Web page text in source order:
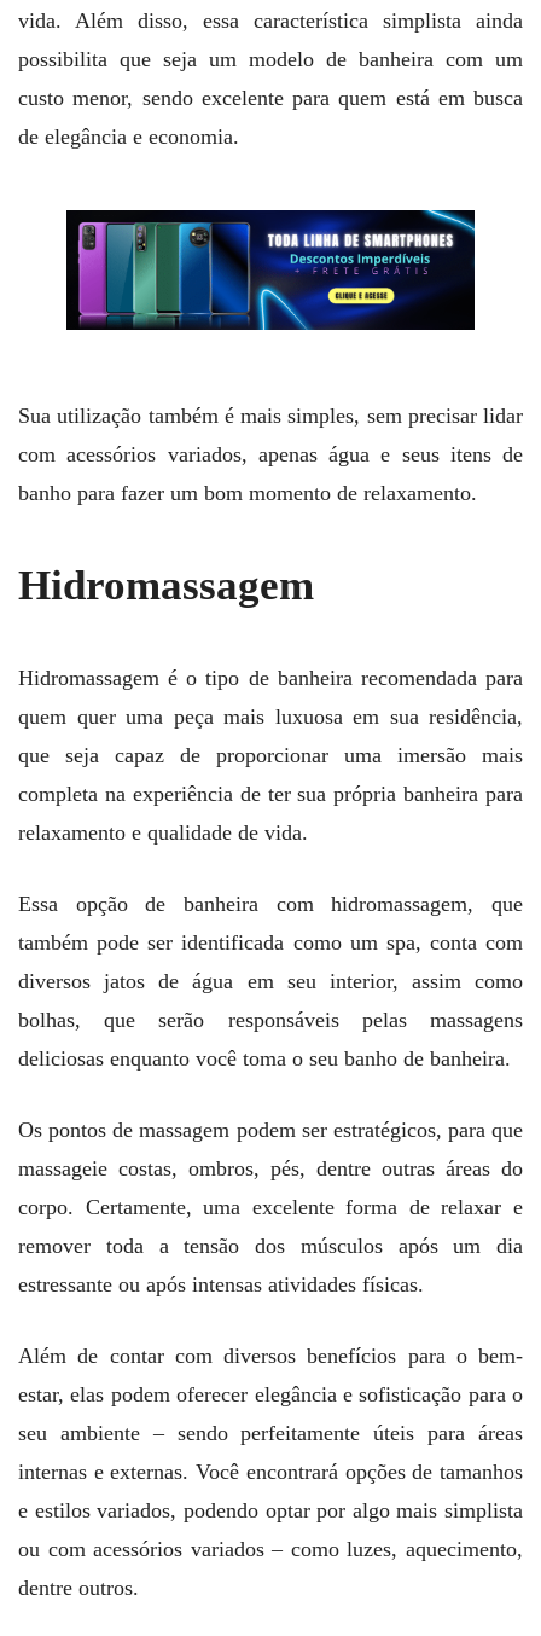
vida. Além disso, essa característica simplista ainda
possibilita que seja um modelo de banheira com um
custo menor, sendo excelente para quem está em busca
de elegância e economia.
Sua utilização também é mais simples, sem precisar lidar
com acessórios variados, apenas água e seus itens de
banho para fazer um bom momento de relaxamento.
Hidromassagem
Hidromassagem é o tipo de banheira recomendada para
quem quer uma peça mais luxuosa em sua residência,
que seja capaz de proporcionar uma imersão mais
completa na experiência de ter sua própria banheira para
relaxamento e qualidade de vida.
Essa opção de banheira com hidromassagem, que
também pode ser identificada como um spa, conta com
diversos jatos de água em seu interior, assim como
bolhas, que serão responsáveis pelas massagens
deliciosas enquanto você toma o seu banho de banheira.
Os pontos de massagem podem ser estratégicos, para que
massageie costas, ombros, pés, dentre outras áreas do
corpo. Certamente, uma excelente forma de relaxar e
remover toda a tensão dos músculos após um dia
estressante ou após intensas atividades físicas.
Além de contar com diversos benefícios para o bem-
estar, elas podem oferecer elegância e sofisticação para o
seu ambiente – sendo perfeitamente úteis para áreas
internas e externas. Você encontrará opções de tamanhos
e estilos variados, podendo optar por algo mais simplista
ou com acessórios variados – como luzes, aquecimento,
dentre outros.